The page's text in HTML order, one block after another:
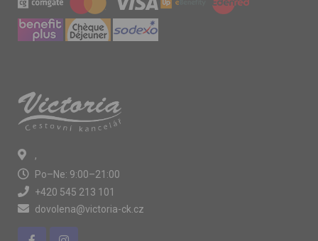
,
Po–Ne: 9:00–21:00
+420 545 213 101
dovolena@victoria-ck.cz